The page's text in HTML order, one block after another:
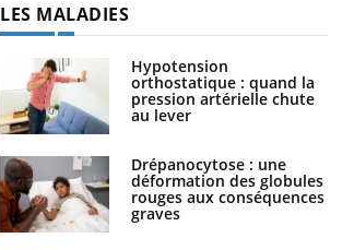
LES MALADIES
Hypotension
orthostatique : quand la
pression artérielle chute
au lever
Drépanocytose : une
déformation des globules
rouges aux conséquences
graves